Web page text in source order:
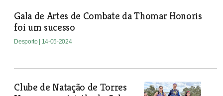
Gala de Artes de Combate da Thomar Honoris
foi um sucesso
Desporto | 14-05-2024
Clube de Natação de Torres